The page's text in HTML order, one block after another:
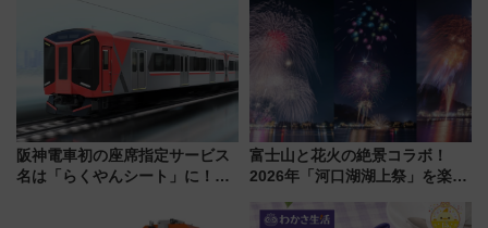
注目スポット
阪神電車初の座席指定サービス
名は「らくやんシート」に！新
富士山と花火の絶景コラボ！
2026年「河口湖湖上祭」を楽し
ススメ